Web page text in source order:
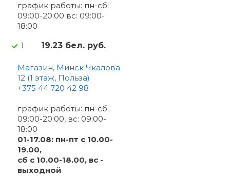
график работы: пн-сб:
09:00-20:00 вс: 09:00-
18:00
1 19.23 бел. руб.
Магазин, Минск Чкалова
12 (1 этаж, Польза)
+375 44 720 42 98
график работы: пн-сб:
09:00-20:00, вс: 09:00-
18:00
01-17.08: пн-пт с 10.00-
19.00,
сб с 10.00-18.00, вс -
выходной